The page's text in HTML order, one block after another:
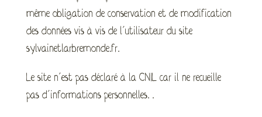
même obligation de conservation et de modification
des données vis à vis de l’utilisateur du site
sylvainetlarbremonde.fr.
Le site n’est pas déclaré à la CNIL car il ne recueille
pas d’informations personnelles. .